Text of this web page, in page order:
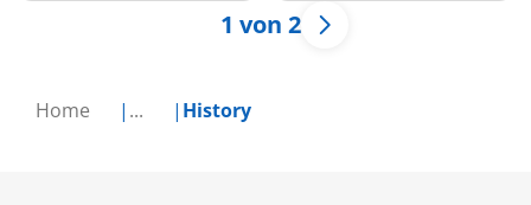
Home ... History
1 von 2